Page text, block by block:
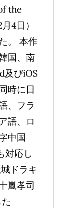
the
4日）
。 本作
国、南
及びiOS
時に日
、フラ
語、ロ
中国
対応し
ドラキ
嵐孝司